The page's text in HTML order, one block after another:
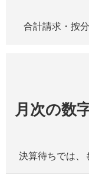
合計請求・按
月次の数
決算待ちでは、